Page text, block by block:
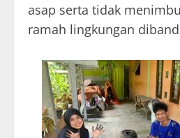
asap serta tidak
ramah lingkungan